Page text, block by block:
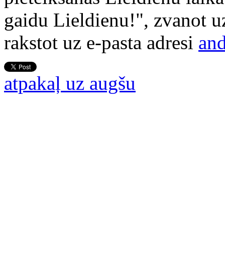
gaidu Lieldienu!", zvanot
rakstot uz e-pasta adresi
atpakaļ uz augšu